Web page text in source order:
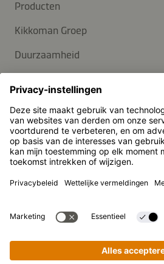
Producten
Kikkoman Groep
Duurzaamheid
KLANTENSERVICE
Veelgestelde vragen
Contact
Nieuwsbrief
Pers
Kikkoman is een geregistreerd